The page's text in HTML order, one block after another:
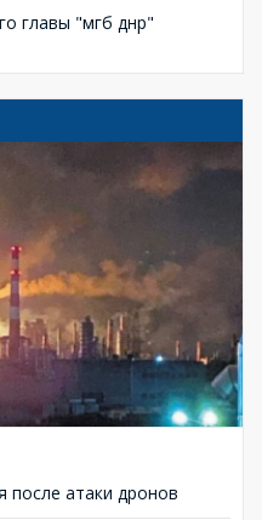
главы "мгб днр"
атаки дронов